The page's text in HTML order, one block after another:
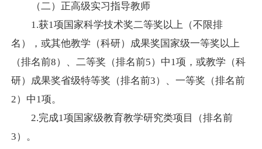
（二）正高级实习指导教师
1.获1项国家科学技术奖二等奖以上（不限排
名），或其他教学（科研）成果奖国家级一等奖以上
（排名前8）、二等奖（排名前5）中1项，或教学（科
研）成果奖省级特等奖（排名前3）、一等奖（排名前
2）中1项。
2.完成1项国家级教育教学研究类项目（排名前
3）。